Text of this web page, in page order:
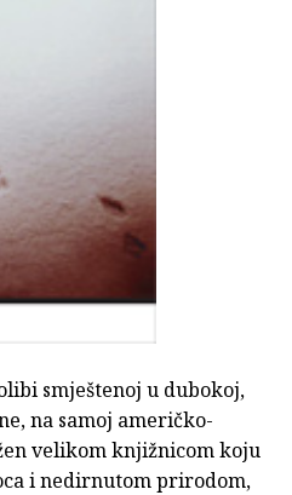
smještenoj u dubokoj,
na samoj američko-
velikom knjižnicom koju
i nedirnutom prirodom,